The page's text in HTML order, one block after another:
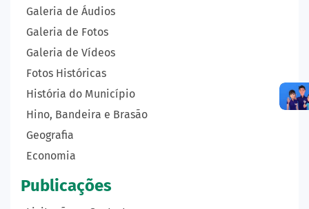
Galeria de Áudios
Galeria de Fotos
Galeria de Vídeos
Fotos Históricas
História do Município
Hino, Bandeira e Brasão
Geografia
Economia
Publicações